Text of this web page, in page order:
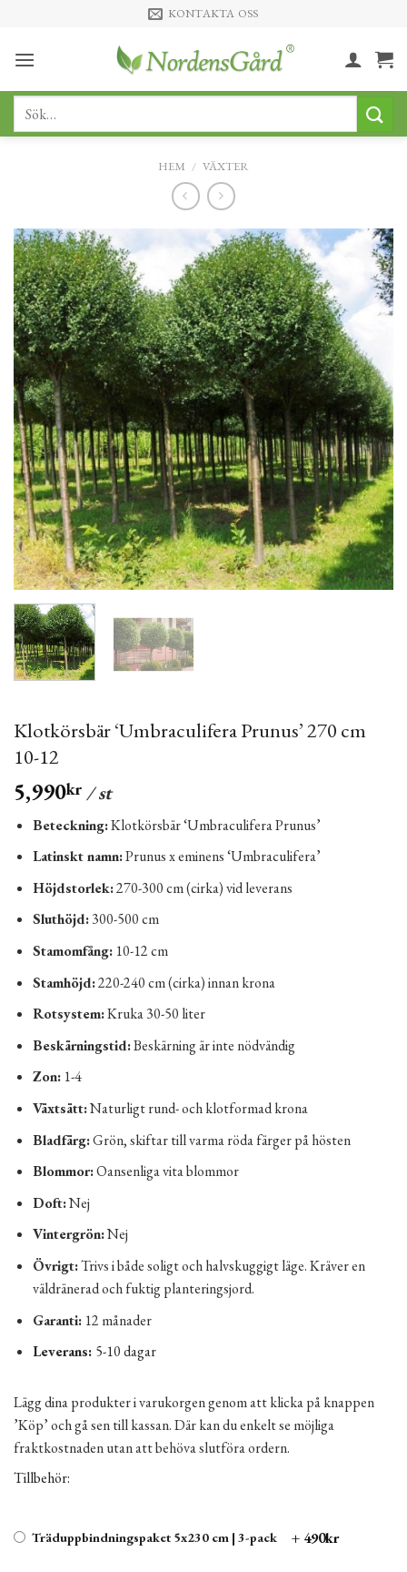
content
KONTAKTA OSS
Sök
HEM / VÄXTER
Klotkörsbär ‘Umbraculifera Prunus’ 270 cm
10-12
5,990kr / st
Beteckning:Klotkörsbär ‘Umbraculifera Prunus’
Latinskt namn:Prunus x eminens ‘Umbraculifera’
Höjdstorlek:270-300 cm (cirka) vid leverans
Sluthöjd:300-500 cm
Stamomfång:10-12 cm
Stamhöjd:220-240 cm (cirka) innan krona
Rotsystem:Kruka 30-50 liter
Beskärningstid:Beskärning är inte nödvändig
Zon:1-4
Växtsätt:Naturligt rund- och klotformad krona
Bladfärg:Grön, skiftar till varma röda färger på hösten
Blommor:Oansenliga vita blommor
Doft:Nej
Vintergrön:Nej
Övrigt:Trivs i både soligt och halvskuggigt läge. Kräver en
väldränerad och fuktig planteringsjord.
Garanti:12 månader
Leverans: 5-10 dagar
Lägg dina produkter i varukorgen genom att klicka på knappen
’Köp’ och gå sen till kassan. Där kan du enkelt se möjliga
fraktkostnaden utan att behöva slutföra ordern.
Tillbehör:
Träduppbindningspaket 5x230 cm | 3-pack + 490kr